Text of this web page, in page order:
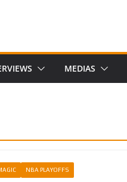
MEDIAS
NBA PLAYOFFS